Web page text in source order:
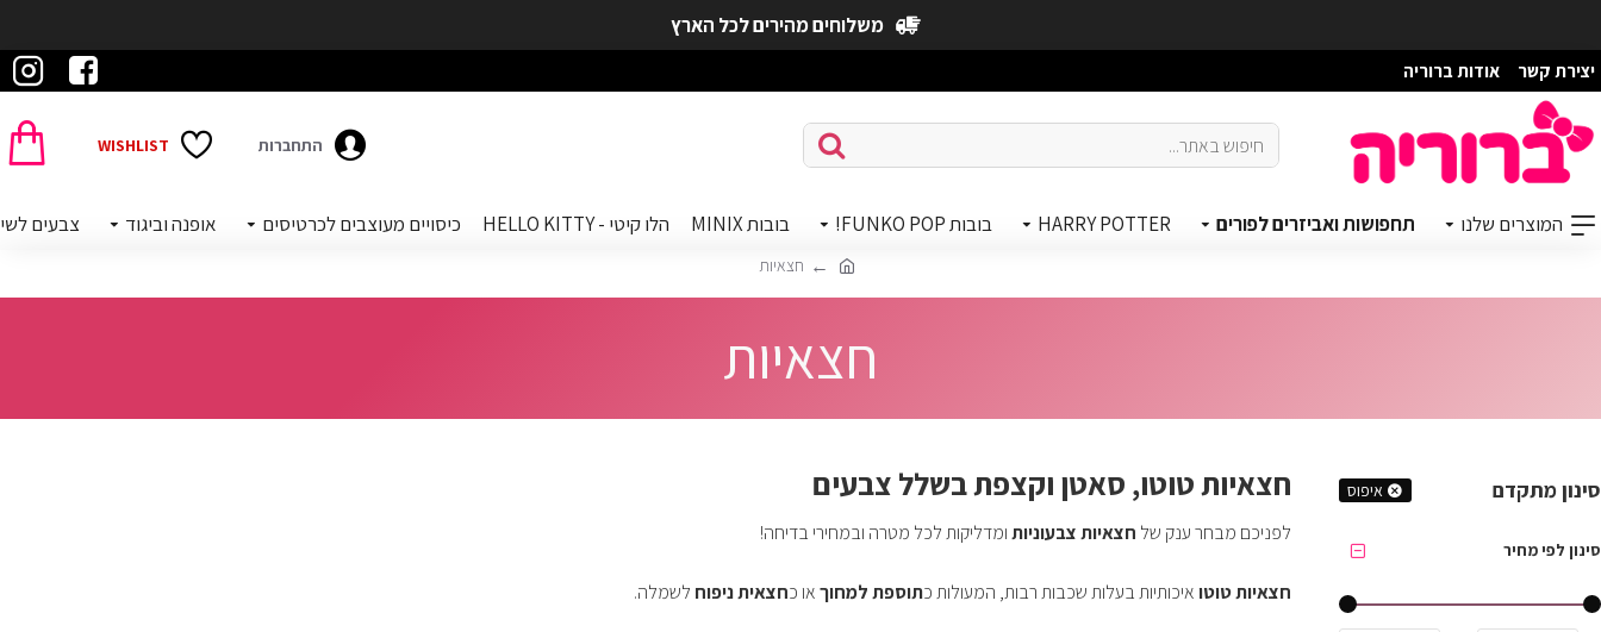
משלוחים מהירים לכל הארץ
יצירת קשר אודות ברוריה
התחברות WISHLIST
המוצרים שלנו תחפושות ואביזרים לפורים HARRY POTTER בובות FUNKO POP! בובות MINIX הלו קיטי - HELLO KITTY כיסויים מעוצבים לכרטיסים אופנה וביגוד צבעים
חצאיות
חצאיות
סינון מתקדם איפוס
סינון לפי מחיר
חצאיות טוטו, סאטן וקצפת בשלל צבעים
לפניכם מבחר ענק של חצאיות צבעוניותומדליקות לכל מטרה ובמחירי בדיחה!
חצאיות טוטואיכותיות בעלות שכבות רבות, המעולות כתוספת למחוךאו כחצאית ניפוח לשמלה.